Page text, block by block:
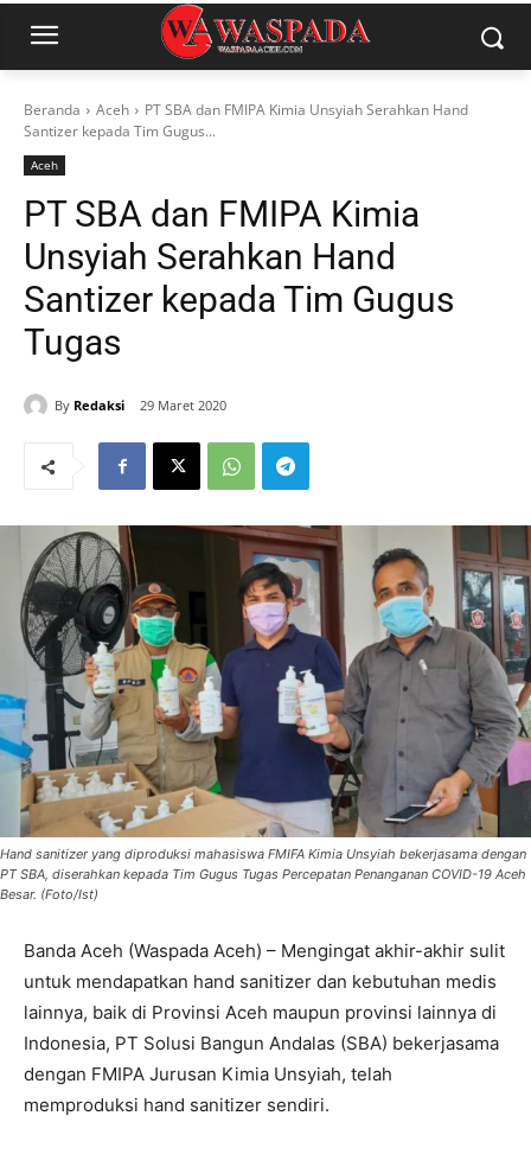
Beranda Aceh
PT SBA dan FMIPA Kimia Unsyiah Serahkan Hand
Santizer kepada Tim Gugus...
Aceh
PT SBA dan FMIPA Kimia
Unsyiah Serahkan Hand
Santizer kepada Tim Gugus
Tugas
By Redaksi 29 Maret 2020
Hand sanitizer yang diproduksi mahasiswa FMIFA Kimia Unsyiah bekerjasama dengan
PT SBA, diserahkan kepada Tim Gugus Tugas Percepatan Penanganan COVID-19 Aceh
Besar. (Foto/Ist)
Banda Aceh (Waspada Aceh) – Mengingat akhir-akhir sulit
untuk mendapatkan hand sanitizer dan kebutuhan medis
lainnya, baik di Provinsi Aceh maupun provinsi lainnya di
Indonesia, PT Solusi Bangun Andalas (SBA) bekerjasama
dengan FMIPA Jurusan Kimia Unsyiah, telah
memproduksi hand sanitizer sendiri.